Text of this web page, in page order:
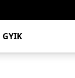
GYIK